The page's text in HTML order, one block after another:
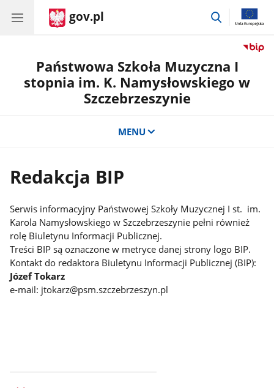
gov.pl
przejdź
Państwowa Szkoła Muzyczna I
stopnia im. K. Namysłowskiego w
Szczebrzeszynie
MENU
Redakcja BIP
Serwis informacyjny Państwowej Szkoły Muzycznej I st. im.
Karola Namysłowskiego w Szczebrzeszynie pełni również
rolę Biuletynu Informacji Publicznej.
Treści BIP są oznaczone w metryce danej strony logo BIP.
Kontakt do redaktora Biuletynu Informacji Publicznej (BIP):
Józef Tokarz
e-mail: jtokarz@psm.szczebrzeszyn.pl